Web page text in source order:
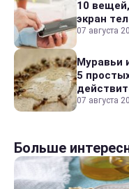
10
экран
07 августа
Муравьи
5
07 августа
Больше